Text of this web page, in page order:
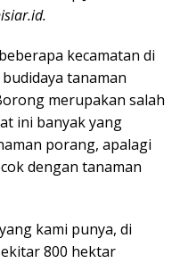
kecamatan di
tanaman
merupakan salah
ini banyak yang
porang, apalagi
dengan tanaman
kami punya, di
800 hektar